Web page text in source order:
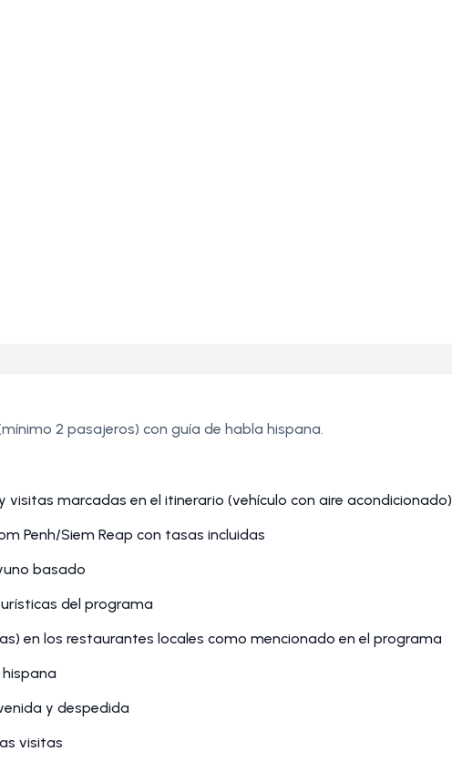
2 pasajeros) con guía de habla hispana.
visitas marcadas en el itinerario (vehículo con aire acondicionado)
Penh/Siem Reap con tasas incluidas
basado
del programa
en los restaurantes locales como mencionado en el programa
y despedida
visitas